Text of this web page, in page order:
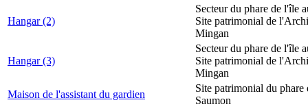
Hangar (2)
Secteur du phare de l'île
Site patrimonial de
Mingan
Hangar (3)
Secteur du phare de l'île
Site patrimonial de
Mingan
Maison de l'assistant du gardien
Site patrimonial du phare
Saumon